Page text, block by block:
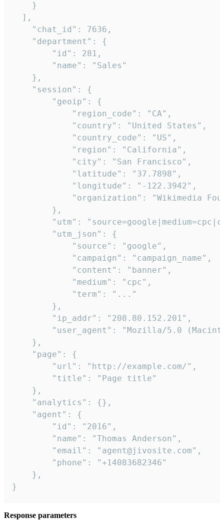
    }
  ],
    "chat_id": 7636,
    "department": {
        "id": 281,
        "name": "Sales"
    },
    "session": {
        "geoip": {
            "region_code": "CA",
            "country": "United States",
            "country_code": "US",
            "region": "California",
            "city": "San Francisco",
            "latitude": "37.7898",
            "longitude": "-122.3942",
"organization": "Wikimedia
        },
"utm":
        "utm_json": {
            "source": "google",
            "campaign": "campaign_name",
            "content": "banner",
            "medium": "cpc",
            "term": "..."
        },
        "ip_addr": "208.80.152.201",
"user_agent": "Mozilla/5.0
    },
    "page": {
        "url": "http://example.com/",
        "title": "Page title"
    },
    "analytics": {},
    "agent": {
        "id": "2016",
        "name": "Thomas Anderson",
        "email": "agent@jivosite.com",
        "phone": "+14083682346"
    },
}
Response parameters